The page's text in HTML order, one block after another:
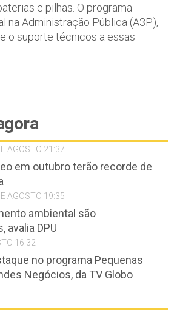
e pilhas. O programa
na Administração Pública (A3P),
o suporte técnicos a essas
AGOSTO 21:37
em outubro terão recorde de
AGOSTO 19:35
ambiental são
avalia DPU
16:32
no programa Pequenas
Negócios, da TV Globo